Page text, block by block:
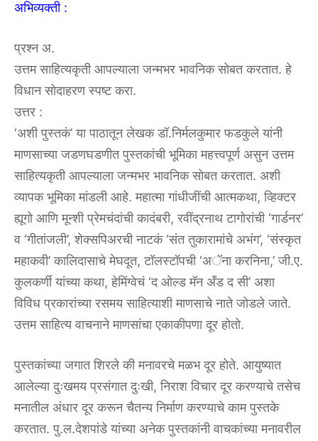
अभिव्यक्ती :
प्रश्न अ.
उत्तम साहित्यकृती आपल्याला जन्मभर भावनिक सोबत करतात. हे
विधान सोदाहरण स्पष्ट करा.
उत्तर :
‘अशी पुस्तकं’ या पाठातून लेखक डॉ.निर्मलकुमार फडकुले यांनी
माणसाच्या जडणघडणीत पुस्तकांची भूमिका महत्त्वपूर्ण असुन उत्तम
साहित्यकृती आपल्याला जन्मभर भावनिक सोबत करतात. अशी
व्यापक भूमिका मांडली आहे. महात्मा गांधीजींची आत्मकथा, व्हिक्टर
ह्यूगो आणि मून्शी प्रेमचंदांची कादंबरी, रवींद्रनाथ टागोरांची ‘गार्डनर’
व ‘गीतांजली’, शेक्सपिअरची नाटकं ‘संत तुकारामांचे अभंग’, ‘संस्कृत
महाकवी’ कालिदासाचे मेघदूत, टॉलस्टॉपची ‘अॅना करनिना,’ जी.ए.
कुलकर्णी यांच्या कथा, हेमिंग्वेचं ‘द ओल्ड मॅन अँड द सी’ अशा
विविध प्रकारांच्या रसमय साहित्याशी माणसाचे नाते जोडले जाते.
उत्तम साहित्य वाचनाने माणसांचा एकाकीपणा दूर होतो.
पुस्तकांच्या जगात शिरले की मनावरचे मळभ दूर होते. आयुष्यात
आलेल्या दुःखमय प्रसंगात दुःखी, निराश विचार दूर करण्याचे तसेच
मनातील अंधार दूर करून चैतन्य निर्माण करण्याचे काम पुस्तके
करतात. पु.ल.देशपांडे यांच्या अनेक पुस्तकांनी वाचकांच्या मनावरील